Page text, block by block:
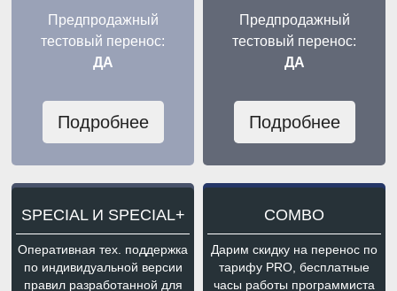
Предпродажный
тестовый перенос:
ДА
Подробнее
Предпродажный
тестовый перенос:
ДА
Подробнее
SPECIAL И SPECIAL+
Оперативная тех. поддержка
по индивидуальной версии
правил разработанной для
COMBO
Дарим скидку на перенос по
тарифу PRO, бесплатные
часы работы программиста